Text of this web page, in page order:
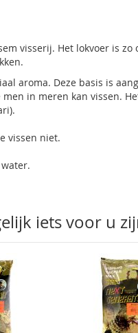
visserij. Het lokvoer is
aroma. Deze basis is
in meren kan vissen.
vissen niet.
iets voor u